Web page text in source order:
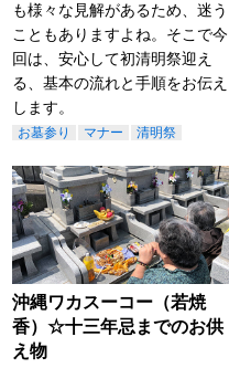
も様々な見解があるため、迷う
こともありますよね。そこで今
回は、安心して初清明祭迎え
る、基本の流れと手順をお伝え
します。
お墓参り マナー 清明祭
沖縄ワカスーコー（若焼
香）☆十三年忌までのお供
え物